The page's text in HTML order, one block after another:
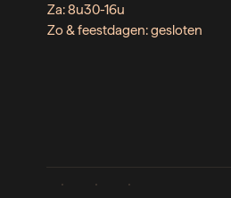
Za: 8u30-16u
Zo & feestdagen: gesloten